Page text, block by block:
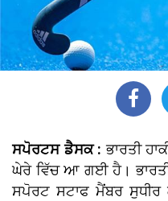
ਸਪੋਰਟਸ ਡੈਸਕ :ਭਾਰਤੀ
ਘੇਰੇ ਵਿੱਚ ਆ ਗਈ ਹੈ।
ਸਪੋਰਟ ਸਟਾਫ ਮੈਂਬਰ